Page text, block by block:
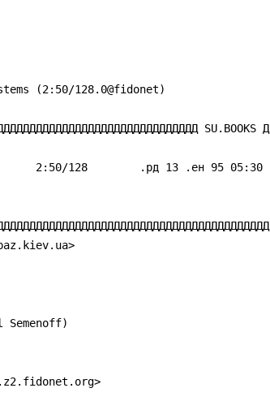
SU.BOOKS Д